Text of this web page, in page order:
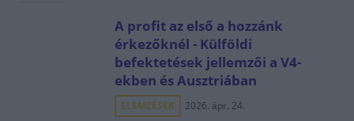
A profit az első a hozzánk
érkezőknél - Külföldi
befektetések jellemzői a V4-
ekben és Ausztriában
ELEMZÉSEK 2026. ápr. 24.